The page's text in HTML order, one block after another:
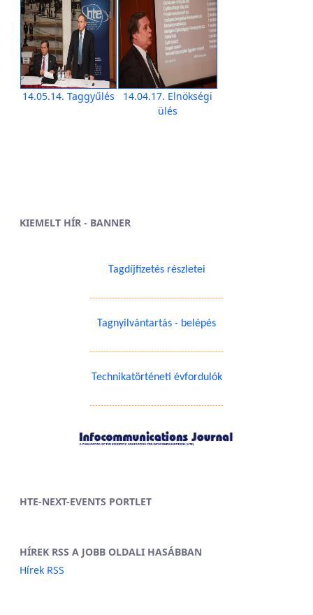
14.05.14. Taggyűlés
14.04.17. Elnökségi
ülés
KIEMELT HÍR - BANNER
Tagdíjfizetés részletei
------------------------------------------------
Tagnyilvántartás - belépés
------------------------------------------------
Technikatörténeti évfordulók
------------------------------------------------
HTE-NEXT-EVENTS PORTLET
HÍREK RSS A JOBB OLDALI HASÁBBAN
Hírek RSS